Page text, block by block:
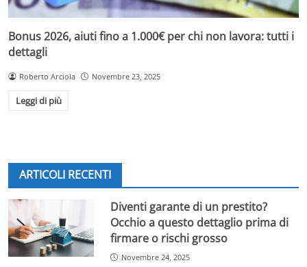
Bonus 2026, aiuti fino a 1.000€ per chi non lavora: tutti i
dettagli
Roberto Arciola Novembre 23, 2025
Leggi di più
ARTICOLI RECENTI
Diventi garante di un prestito?
Occhio a questo dettaglio prima di
firmare o rischi grosso
Novembre 24, 2025